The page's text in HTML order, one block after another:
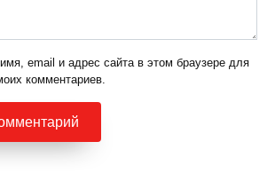
email и адрес сайта в этом браузере для
комментариев.